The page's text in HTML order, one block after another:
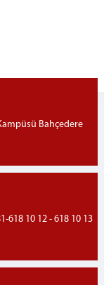
Bahçedere
618 10 12 - 618 10 13